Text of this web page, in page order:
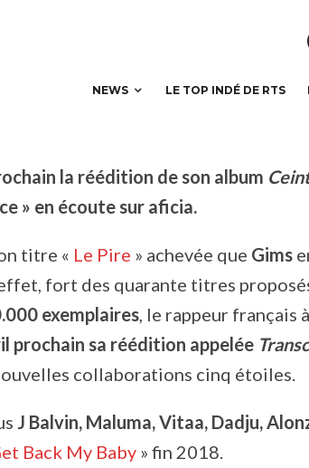
NEWS LE TOP INDÉ DE RTS
la réédition de son album
» en écoute sur aficia.
titre « Le Pire » achevée que Gims
fort des quarante titres
exemplaires, le rappeur français
prochain sa réédition appelée
collaborations cinq étoiles.
J Balvin, Maluma, Vitaa, Dadju,
Back My Baby » fin 2018.